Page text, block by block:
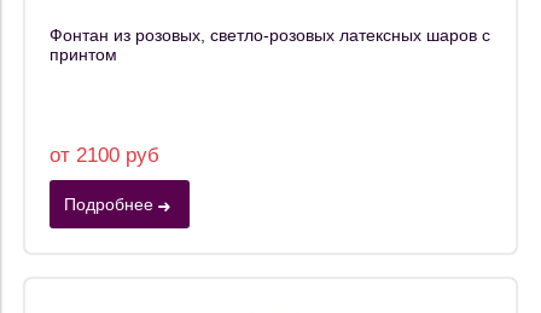
Фонтан из розовых, светло-розовых латексных шаров с
принтом
от 2100 руб
Подробнее